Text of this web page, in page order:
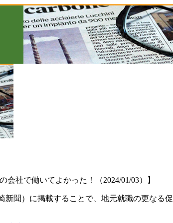
社で働いてよかった！（2024/01/03）】
聞）に掲載することで、地元就職の更なる